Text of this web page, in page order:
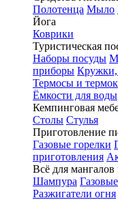
Полотенца Мыло
Йога
Коврики
Туристическая
Наборы посуды
приборы Кружки,
Термосы и
Ёмкости для воды
Кемпинговая
Столы Стулья
Приготовление
Газовые горелки
приготовления
Всё для
Шампура
Разжигатели огня